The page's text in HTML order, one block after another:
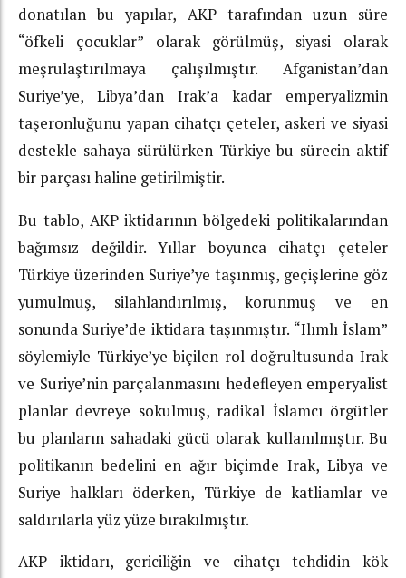
donatılan bu yapılar, AKP tarafından uzun süre
“öfkeli çocuklar” olarak görülmüş, siyasi olarak
meşrulaştırılmaya çalışılmıştır. Afganistan’dan
Suriye’ye, Libya’dan Irak’a kadar emperyalizmin
taşeronluğunu yapan cihatçı çeteler, askeri ve siyasi
destekle sahaya sürülürken Türkiye bu sürecin aktif
bir parçası haline getirilmiştir.
Bu tablo, AKP iktidarının bölgedeki politikalarından
bağımsız değildir. Yıllar boyunca cihatçı çeteler
Türkiye üzerinden Suriye’ye taşınmış, geçişlerine göz
yumulmuş, silahlandırılmış, korunmuş ve en
sonunda Suriye’de iktidara taşınmıştır. “Ilımlı İslam”
söylemiyle Türkiye’ye biçilen rol doğrultusunda Irak
ve Suriye’nin parçalanmasını hedefleyen emperyalist
planlar devreye sokulmuş, radikal İslamcı örgütler
bu planların sahadaki gücü olarak kullanılmıştır. Bu
politikanın bedelini en ağır biçimde Irak, Libya ve
Suriye halkları öderken, Türkiye de katliamlar ve
saldırılarla yüz yüze bırakılmıştır.
AKP iktidarı, gericiliğin ve cihatçı tehdidin kök